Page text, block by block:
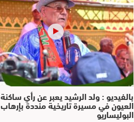
بالفيديو : ولد الرشيد يعبر عن رأي ساكنة
العيون في مسيرة تاريخية منددة بإرهاب
البوليساريو